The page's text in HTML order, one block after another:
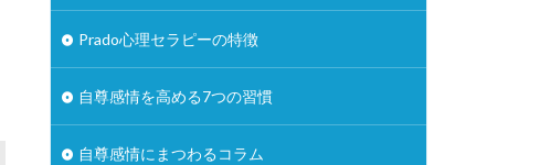
Prado心理セラピーの特徴
自尊感情を高める7つの習慣
自尊感情にまつわるコラム